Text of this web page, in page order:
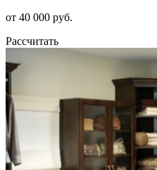
от 40 000 руб.
Рассчитать